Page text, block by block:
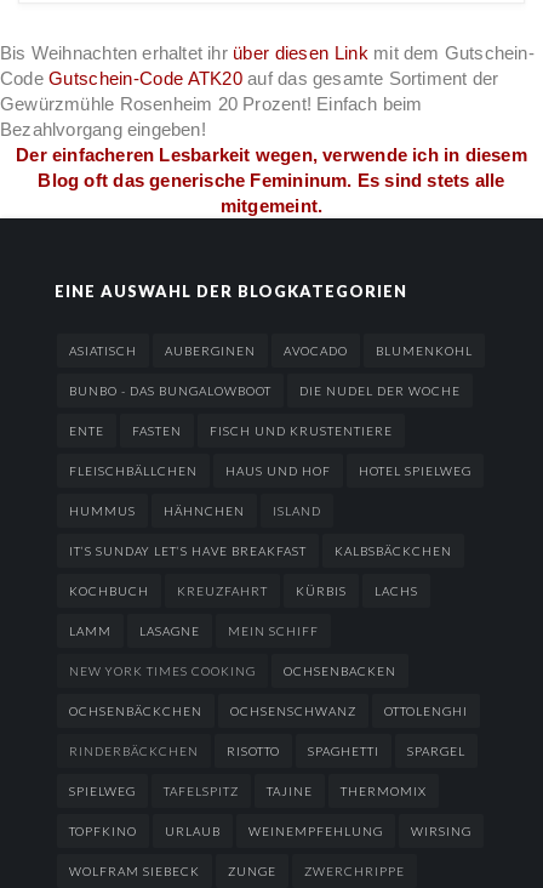
Bis Weihnachten erhaltet ihr über diesen Link mit dem Gutschein-
CodeGutschein-Code ATK20 auf das gesamte Sortiment der
Gewürzmühle Rosenheim 20 Prozent! Einfach beim
Bezahlvorgang eingeben!
Der einfacheren Lesbarkeit wegen, verwende ich in diesem
Blog oft das generische Femininum. Es sind stets alle
mitgemeint.
EINE AUSWAHL DER BLOGKATEGORIEN
ASIATISCH AUBERGINEN AVOCADO BLUMENKOHL
BUNBO - DAS BUNGALOWBOOT DIE NUDEL DER WOCHE
ENTE FASTEN FISCH UND KRUSTENTIERE
FLEISCHBÄLLCHEN HAUS UND HOF HOTEL SPIELWEG
HUMMUS HÄHNCHEN ISLAND
IT’S SUNDAY LET’S HAVE BREAKFAST KALBSBÄCKCHEN
KOCHBUCH KREUZFAHRT KÜRBIS LACHS
LAMM LASAGNE MEIN SCHIFF
NEW YORK TIMES COOKING OCHSENBACKEN
OCHSENBÄCKCHEN OCHSENSCHWANZ OTTOLENGHI
RINDERBÄCKCHEN RISOTTO SPAGHETTI SPARGEL
SPIELWEG TAFELSPITZ TAJINE THERMOMIX
TOPFKINO URLAUB WEINEMPFEHLUNG WIRSING
WOLFRAM SIEBECK ZUNGE ZWERCHRIPPE